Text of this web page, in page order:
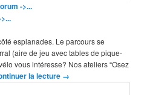
->...
esplanades. Le parcours se
(aire de jeu avec tables de pique-
vous intéresse? Nos ateliers “Osez
la lecture →